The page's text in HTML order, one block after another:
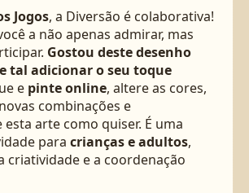
Jogos, a Diversão é colaborativa!
a não apenas admirar, mas
Gostou deste desenho
tal adicionar o seu toque
e pinte online, altere as cores,
combinações e
arte como quiser. É uma
para crianças e adultos,
criatividade e a coordenação